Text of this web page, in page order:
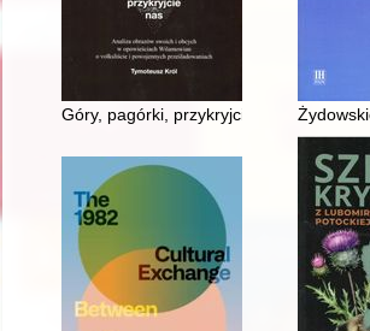
Góry, pagórki, przykryjcie nas : analiza